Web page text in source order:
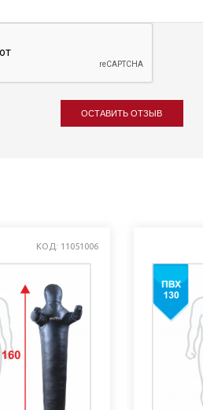
ОСТАВИТЬ ОТЗЫВ
КОД: 11051006